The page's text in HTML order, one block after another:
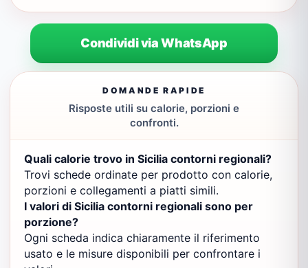
Condividi via WhatsApp
DOMANDE RAPIDE
Risposte utili su calorie, porzioni e
confronti.
Quali calorie trovo in Sicilia contorni regionali?
Trovi schede ordinate per prodotto con calorie,
porzioni e collegamenti a piatti simili.
I valori di Sicilia contorni regionali sono per
porzione?
Ogni scheda indica chiaramente il riferimento
usato e le misure disponibili per confrontare i